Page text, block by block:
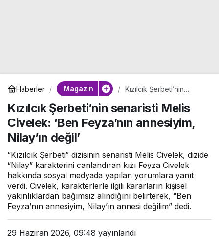
Haberler Magazin
Kızılcık Şerbeti’nin
‘Ben Feyza’nın
annesiyim, Nilay’ın değil’
Kızılcık Şerbeti’nin senaristi Melis
Civelek: ‘Ben Feyza’nın annesiyim,
Nilay’ın değil’
“Kızılcık Şerbeti” dizisinin senaristi Melis Civelek, dizide
“Nilay” karakterini canlandıran kızı Feyza Civelek
hakkında sosyal medyada yapılan yorumlara yanıt
verdi. Civelek, karakterlerle ilgili kararların kişisel
yakınlıklardan bağımsız alındığını belirterek, “Ben
Feyza’nın annesiyim, Nilay’ın annesi değilim” dedi.
29 Haziran 2026, 09:48 yayınlandı